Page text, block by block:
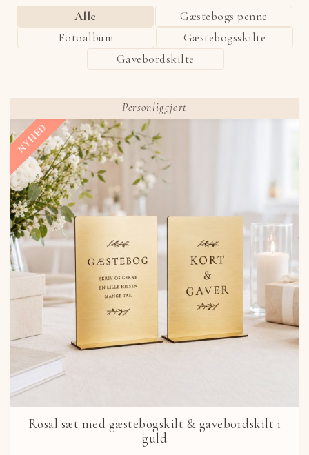
Alle
Gæstebogs penne
Fotoalbum
Gæstebogsskilte
Gavebordskilte
NYHED
Personliggjort
Rosal sæt med gæstebogskilt & gavebordskilt i
guld